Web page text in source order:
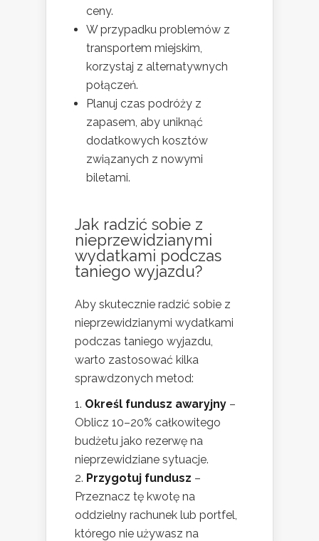
ceny.
W przypadku problemów z
transportem miejskim,
korzystaj z alternatywnych
połączeń.
Planuj czas podróży z
zapasem, aby uniknąć
dodatkowych kosztów
związanych z nowymi
biletami.
Jak radzić sobie z
nieprzewidzianymi
wydatkami podczas
taniego wyjazdu?
Aby skutecznie radzić sobie z
nieprzewidzianymi wydatkami
podczas taniego wyjazdu,
warto zastosować kilka
sprawdzonych metod:
Określ fundusz awaryjny –
Oblicz 10–20% całkowitego
budżetu jako rezerwę na
nieprzewidziane sytuacje.
Przygotuj fundusz –
Przeznacz tę kwotę na
oddzielny rachunek lub portfel,
którego nie używasz na